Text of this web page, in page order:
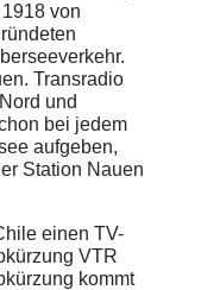
von
Transradio
und
bei jedem
aufgeben,
Station Nauen
einen TV-
VTR
kommt